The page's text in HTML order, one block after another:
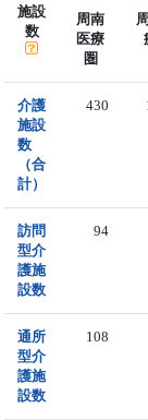
施設
数
周南
医療
圏
介護
施設
数
（合
計）
430
訪問
型介
護施
設数
94
通所
型介
護施
設数
108